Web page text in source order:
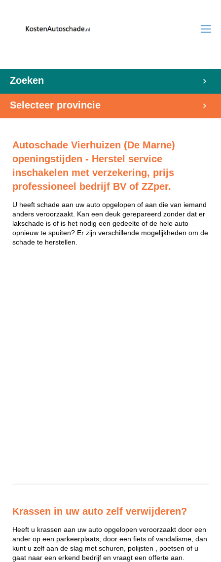
Zoeken
Selecteer provincie
Autoschade Vierhuizen (De Marne)
openingstijden - Herstel service
inschakelen met verzekering, prijs
professioneel bedrijf BV of ZZper.
U heeft schade aan uw auto opgelopen of aan die van iemand
anders veroorzaakt. Kan een deuk gerepareerd zonder dat er
lakschade is of is het nodig een gedeelte of de hele auto
opnieuw te spuiten? Er zijn verschillende mogelijkheden om de
schade te herstellen.
Krassen in uw auto zelf verwijderen?
Heeft u krassen aan uw auto opgelopen veroorzaakt door een
ander op een parkeerplaats, door een fiets of vandalisme, dan
kunt u zelf aan de slag met schuren, polijsten , poetsen of u
gaat naar een erkend bedrijf en vraagt een offerte aan.